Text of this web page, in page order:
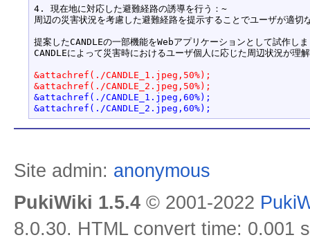
4. 現在地に対応した避難経路の誘導を行う：~
周辺の災害状況を考慮した避難経路を提示することでユーザが適切
提案したCANDLEの一部機能をWebアプリケーションとして試作し
CANDLEによって災害時におけるユーザ個人に応じた周辺状況が理
&attachref(./CANDLE_1.jpeg,50%);
&attachref(./CANDLE_2.jpeg,50%);
&attachref(./CANDLE_1.jpeg,60%);
&attachref(./CANDLE_2.jpeg,60%);
Site admin: anonymous
PukiWiki 1.5.4 © 2001-2022
8.0.30. HTML convert time: 0.001